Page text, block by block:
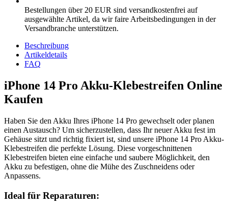
Bestellungen über 20 EUR sind versandkostenfrei auf
ausgewählte Artikel, da wir faire Arbeitsbedingungen in der
Versandbranche unterstützen.
Beschreibung
Artikeldetails
FAQ
iPhone 14 Pro Akku-Klebestreifen Online
Kaufen
Haben Sie den Akku Ihres iPhone 14 Pro gewechselt oder planen
einen Austausch? Um sicherzustellen, dass Ihr neuer Akku fest im
Gehäuse sitzt und richtig fixiert ist, sind unsere iPhone 14 Pro Akku-
Klebestreifen die perfekte Lösung. Diese vorgeschnittenen
Klebestreifen bieten eine einfache und saubere Möglichkeit, den
Akku zu befestigen, ohne die Mühe des Zuschneidens oder
Anpassens.
Ideal für Reparaturen: